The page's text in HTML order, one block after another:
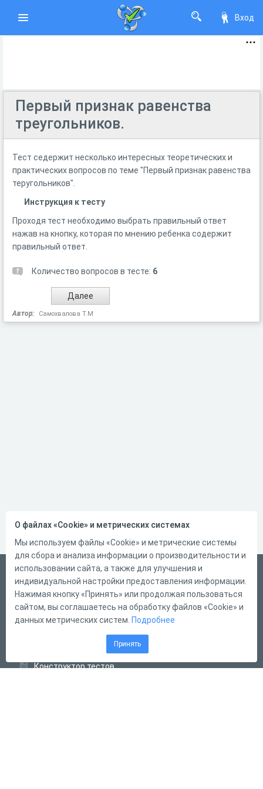
Вход
Первый признак равенства
треугольников.
Тест седержит несколько интересных теоретических и
практических вопросов по теме "Первый признак равенства
теругольников".
Инструкция к тесту
Проходя тест необходимо выбрать правильный ответ
нажав на кнопку, которая по мнению ребенка содержит
правильный ответ.
Количество вопросов в тесте: 6
Автор: Самохвалова Т.М
Русский
Справка
Форма обратной связи
Конструктор тестов
О файлах «Cookie» и метрических системах
Мы используем файлы «Cookie» и метрические системы
для сбора и анализа информации о производительности и
использовании сайта, а также для улучшения и
индивидуальной настройки предоставления информации.
Нажимая кнопку «Принять» или продолжая пользоваться
сайтом, вы соглашаетесь на обработку файлов «Cookie» и
данных метрических систем. Подробнее
Принять